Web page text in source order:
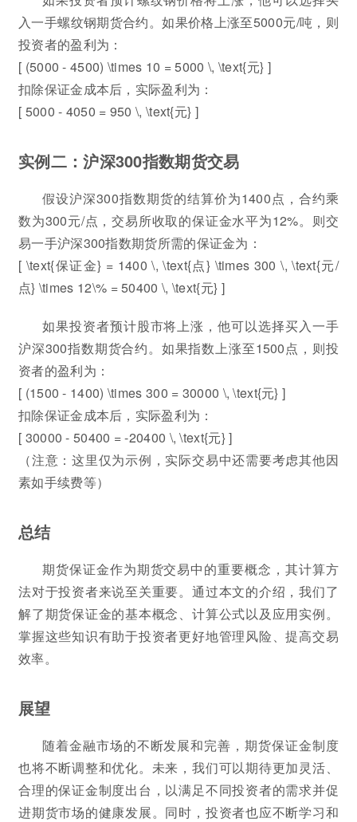
入一手螺纹钢期货合约。如果价格上涨至5000元/吨，则
投资者的盈利为：
[ (5000 - 4500) \times 10 = 5000 \, \text{元} ]
扣除保证金成本后，实际盈利为：
[ 5000 - 4050 = 950 \, \text{元} ]
实例二：沪深300指数期货交易
假设沪深300指数期货的结算价为1400点，合约乘
数为300元/点，交易所收取的保证金水平为12%。则交
易一手沪深300指数期货所需的保证金为：
[ \text{保证金} = 1400 \, \text{点} \times 300 \, \text{元/
点} \times 12\% = 50400 \, \text{元} ]
如果投资者预计股市将上涨，他可以选择买入一手
沪深300指数期货合约。如果指数上涨至1500点，则投
资者的盈利为：
[ (1500 - 1400) \times 300 = 30000 \, \text{元} ]
扣除保证金成本后，实际盈利为：
[ 30000 - 50400 = -20400 \, \text{元} ]
（注意：这里仅为示例，实际交易中还需要考虑其他因
素如手续费等）
总结
期货保证金作为期货交易中的重要概念，其计算方
法对于投资者来说至关重要。通过本文的介绍，我们了
解了期货保证金的基本概念、计算公式以及应用实例。
掌握这些知识有助于投资者更好地管理风险、提高交易
效率。
展望
随着金融市场的不断发展和完善，期货保证金制度
也将不断调整和优化。未来，我们可以期待更加灵活、
合理的保证金制度出台，以满足不同投资者的需求并促
进期货市场的健康发展。同时，投资者也应不断学习和